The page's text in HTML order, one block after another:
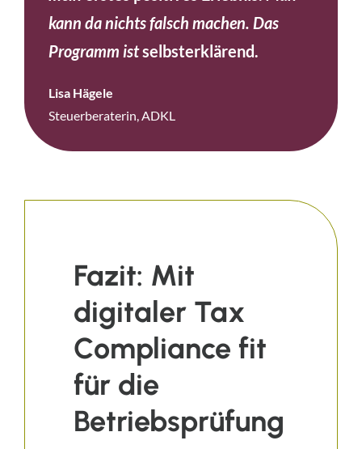
kann da nichts falsch machen. Das
Programm istselbsterklärend.
Lisa Hägele
Steuerberaterin, ADKL
Fazit: Mit
digitaler Tax
Compliance fit
für die
Betriebsprüfung